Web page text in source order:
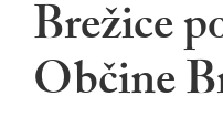
Brežice
Občine